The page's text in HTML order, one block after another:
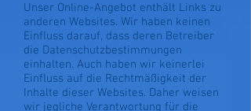
Unser Online-Angebot enthält Links zu
anderen Websites. Wir haben keinen
Einfluss darauf, dass deren Betreiber
die Datenschutzbestimmungen
einhalten. Auch haben wir keinerlei
Einfluss auf die Rechtmäßigkeit der
Inhalte dieser Websites. Daher weisen
wir jegliche Verantwortung für die